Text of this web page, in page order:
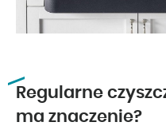
Regularne
ma znaczenie?